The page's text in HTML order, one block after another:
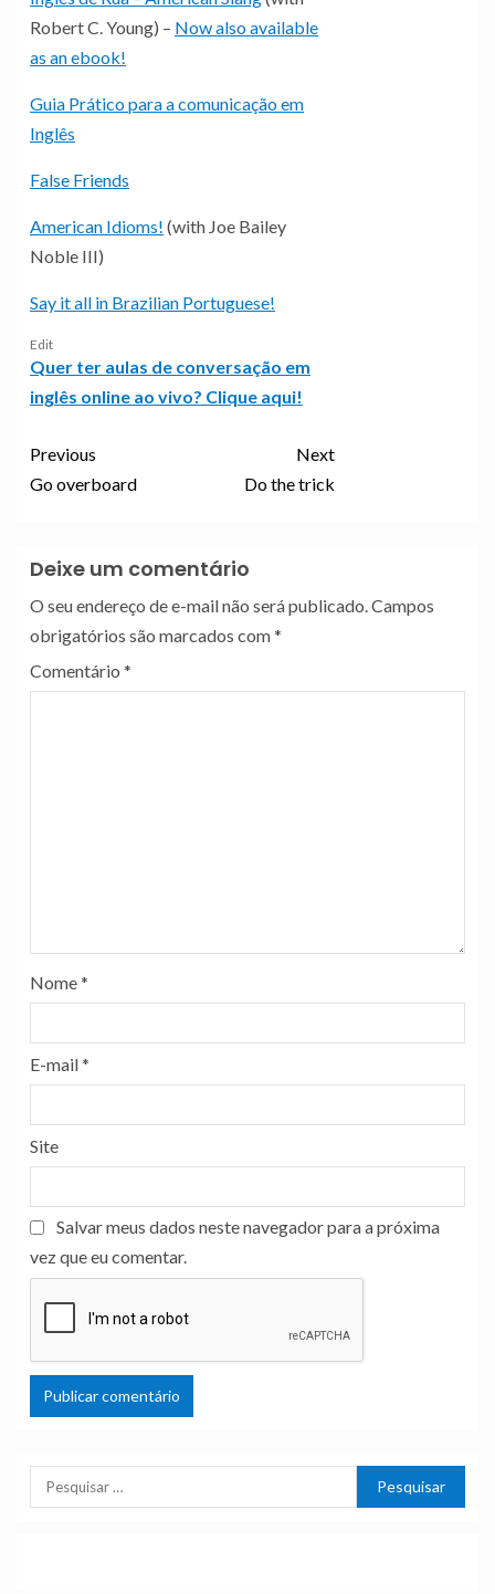
Robert C. Young) – Now also available
as an ebook!
Guia Prático para a comunicação em
Inglês
False Friends
American Idioms! (with Joe Bailey
Noble III)
Say it all in Brazilian Portuguese!
Edit
Quer ter aulas de conversação em
inglês online ao vivo? Clique aqui!
Previous
Go overboard
Next
Do the trick
Deixe um comentário
O seu endereço de e-mail não será publicado.Campos
obrigatórios são marcados com*
Comentário *
Nome*
E-mail*
Site
Salvar meus dados neste navegador para a próxima
vez que eu comentar.